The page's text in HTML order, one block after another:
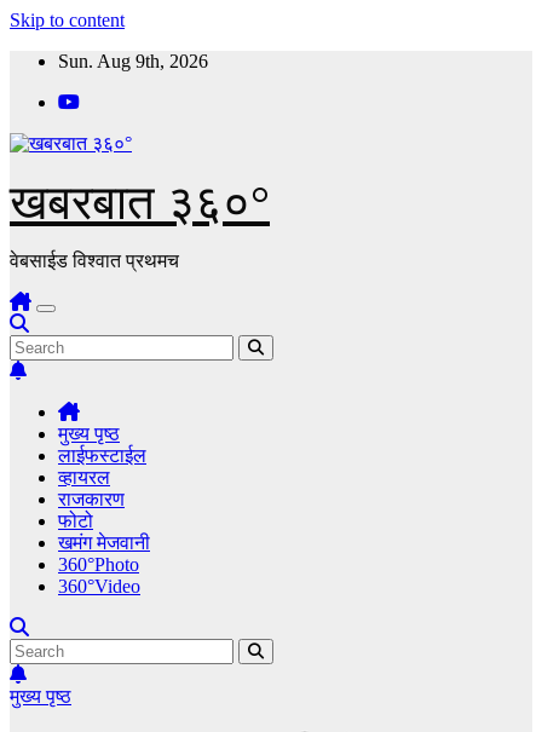
Skip to content
Sun. Aug 9th, 2026
खबरबात ३६०°
वेबसाईड विश्वात प्रथमच
मुख्य पृष्ठ
लाईफस्टाईल
व्हायरल
राजकारण
फोटो
खमंग मेजवानी
360°Photo
360°Video
मुख्य पृष्ठ